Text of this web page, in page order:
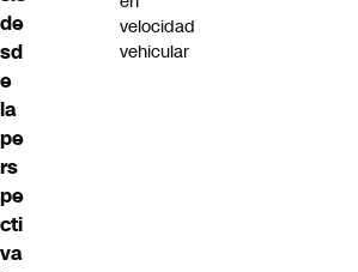
de
sd
e
la
pe
rs
pe
cti
va
velocidad
vehicular